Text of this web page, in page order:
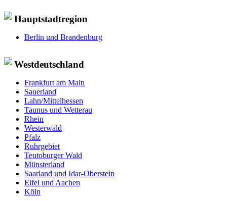
Hauptstadtregion
Berlin und Brandenburg
Westdeutschland
Frankfurt am Main
Sauerland
Lahn/Mittelhessen
Taunus und Wetterau
Rhein
Westerwald
Pfalz
Ruhrgebiet
Teutoburger Wald
Münsterland
Saarland und Idar-Oberstein
Eifel und Aachen
Köln